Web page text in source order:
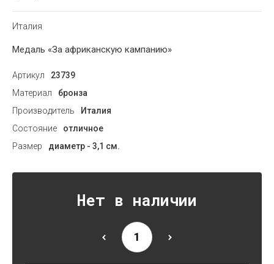
Италия
Медаль «За африканскую кампанию»
Артикул
23739
Материал
бронза
Производитель
Италия
Состояние
отличное
Размер
диаметр - 3,1 см.
Нет в наличии